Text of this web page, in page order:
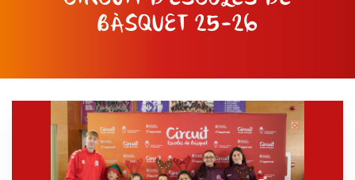
BÀSQUET 25-26